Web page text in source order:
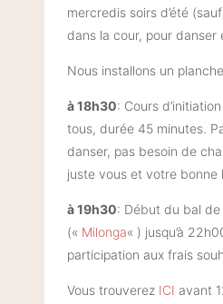
mercredis soirs d’été
dans la cour, pour danser
Nous installons un
à 18h30: Cours
tous, durée 45 minutes.
danser, pas besoin de
juste vous et votre bonne
à 19h30: Début du bal
(« Milonga« ) jusqu’à
participation aux frais
Vous trouverez ICI avant